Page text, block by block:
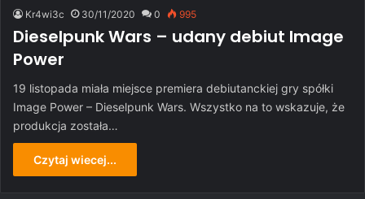
Kr4wi3c 30/11/2020 0 995
Dieselpunk Wars – udany debiut Image
Power
19 listopada miała miejsce premiera debiutanckiej gry spółki
Image Power – Dieselpunk Wars. Wszystko na to wskazuje, że
produkcja została…
Czytaj wiecej...